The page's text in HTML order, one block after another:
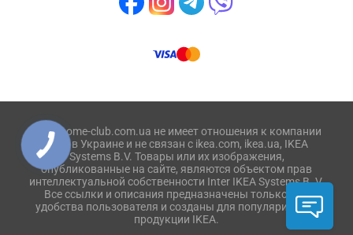
Сайт home-club.com.ua не имеет отношения к компании
IKEA в Украине и не связан с ikea.com, ikea.ua, IKEA
Systems B.V. Товары или их изображения,
опубликованные на сайте, являются объектом прав
интеллектуальной собственности Inter IKEA Systems B. V.
Все ссылки и описания предназначены только для
удобства пользователя и созданы для популяризации
продукции IKEA.